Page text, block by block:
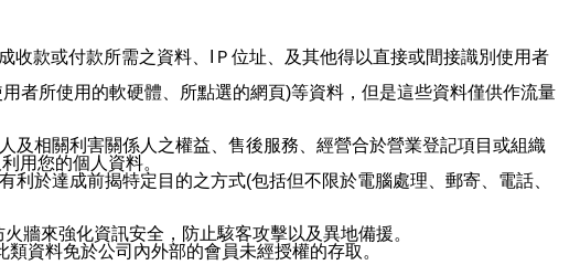
收款或付款所需之資料、IＰ位址、及其他得以直接或間接識別使用者
者所使用的軟硬體、所點選的網頁)等資料，但是這些資料僅供作流量
及相關利害關係人之權益、售後服務、經營合於營業登記項目或組織
用您的個人資料。
於達成前揭特定目的之方式(包括但不限於電腦處理、郵寄、電話、
牆來強化資訊安全，防止駭客攻擊以及異地備援。
資料免於公司內外部的會員未經授權的存取。